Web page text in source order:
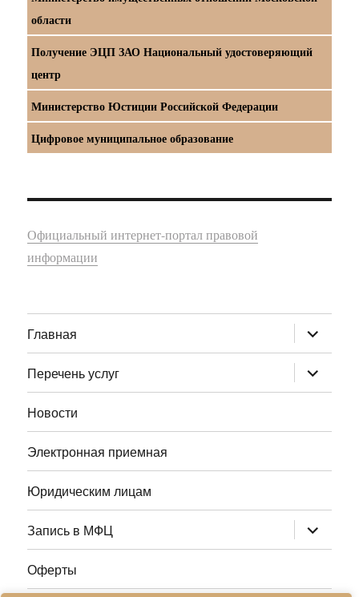
области
Получение ЭЦП ЗАО Национальный удостоверяющий
центр
Министерство Юстиции Российской Федерации
Цифровое муниципальное образование
Официальный интернет-портал правовой
информации
Главная раскрыть
дочернее
меню
Перечень услуг
раскрыть
дочернее
меню
Новости
Электронная приемная
Юридическим лицам
Запись в МФЦ раскрыть
дочернее
меню
Оферты